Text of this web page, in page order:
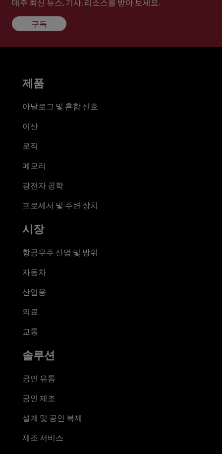
매주 최신 뉴스, 기사, 리소스를 받아 보세요.
구독
제품
아날로그 및 혼합 신호
이산
로직
메모리
광전자 공학
프로세서 및 주변 장치
시장
항공우주 산업 및 방위
자동차
산업용
의료
교통
솔루션
공인 유통
공인 제조
설계 및 공인 복제
제조 서비스